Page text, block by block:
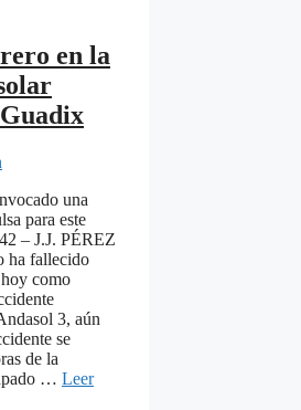
en la
una
para este
– J.J. PÉREZ
ha fallecido
como
3, aún
se
de la
… Leer